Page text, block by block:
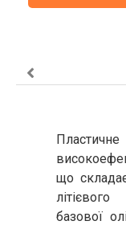
що
базової